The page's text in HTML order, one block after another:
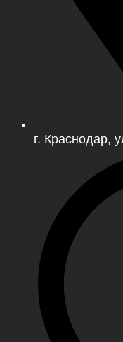
г. Краснодар,